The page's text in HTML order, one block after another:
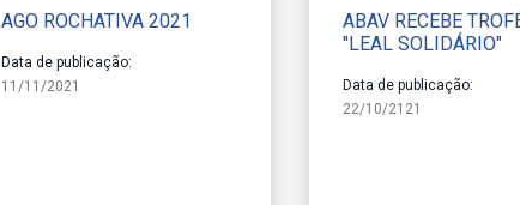
AGO ROCHATIVA 2021
Data de publicação:
11/11/2021
ABAV RECEBE
"LEAL SOLIDÁRIO"
Data de publicação:
22/10/2121